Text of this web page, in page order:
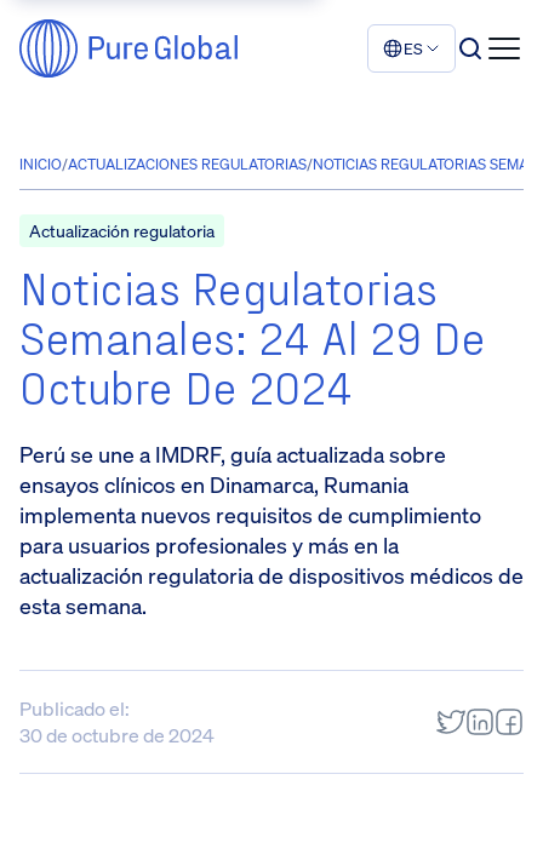
ES
INICIO/ACTUALIZACIONES REGULATORIAS/NOTICIAS REGULATORIAS
Actualización regulatoria
Noticias Regulatorias
Semanales: 24 Al 29 De
Octubre De 2024
Perú se une a IMDRF, guía actualizada sobre
ensayos clínicos en Dinamarca, Rumania
implementa nuevos requisitos de cumplimiento
para usuarios profesionales y más en la
actualización regulatoria de dispositivos médicos de
esta semana.
Publicado el:
30 de octubre de 2024